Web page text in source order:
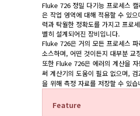
Fluke 726 정밀 다기능 프로세스
은 작업 영역에 대해 적용할 수 있
력과 탁월한 정확도를 가지고 프로
별히 설계되어진 장비입니다.
Fluke 726은 거의 모든 프로세스
소스하며, 어떤 것이든지 대부분 교
또한 Fluke 726은 에러의 계산을
써 계산기의 도움이 필요 없으며,
을 위해 측정 자료를 저장할 수 있습
Feature